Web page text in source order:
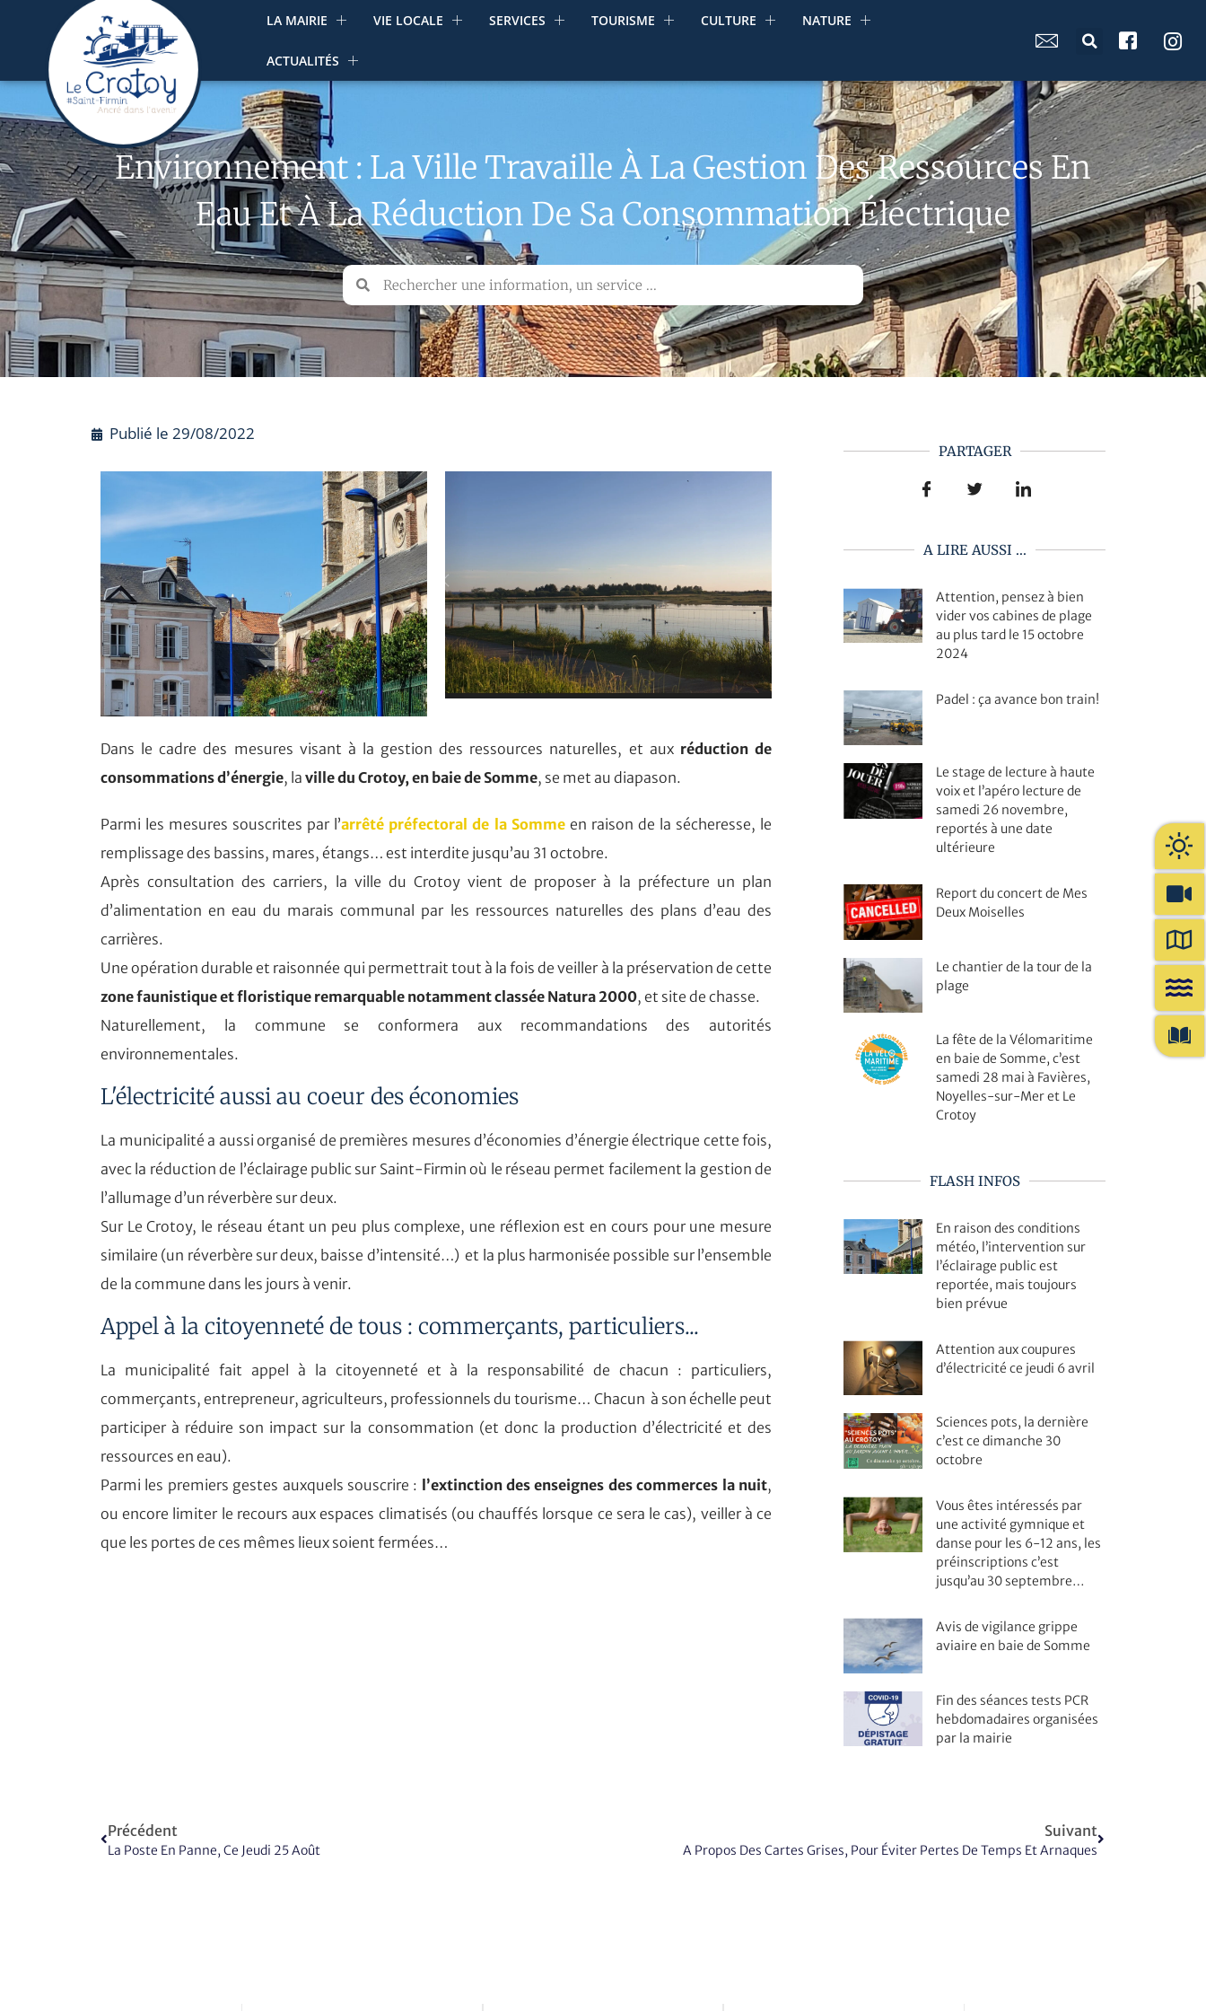
LA MAIRIE VIE LOCALE SERVICES TOURISME CULTURE NATURE
ACTUALITÉS
Environnement : La Ville Travaille À La Gestion Des Ressources En
Eau Et À La Réduction De Sa Consommation Électrique
Publié le 29/08/2022
Dans le cadre des mesures visant à la gestion des ressources naturelles, et aux réduction de
consommations d’énergie, la ville du Crotoy, en baie de Somme, se met au diapason.
Parmi les mesures souscrites par l’arrêté préfectoral de la Sommeen raison de la sécheresse, le
remplissage des bassins, mares, étangs… est interdite jusqu’au 31 octobre.
Après consultation des carriers, la ville du Crotoy vient de proposer à la préfecture un plan
d’alimentation en eau du marais communal par les ressources naturelles des plans d’eau des
carrières.
Une opération durable et raisonnée qui permettrait tout à la fois de veiller à la préservation de cette
zone faunistique et floristique remarquable notamment classée Natura 2000, et site de chasse.
Naturellement, la commune se conformera aux recommandations des autorités
environnementales.
L'électricité aussi au coeur des économies
La municipalité a aussi organisé de premières mesures d’économies d’énergie électrique cette fois,
avec la réduction de l’éclairage public sur Saint-Firmin où le réseau permet facilement la gestion de
l’allumage d’un réverbère sur deux.
Sur Le Crotoy, le réseau étant un peu plus complexe, une réflexion est en cours pour une mesure
similaire (un réverbère sur deux, baisse d’intensité…) et la plus harmonisée possible sur l’ensemble
de la commune dans les jours à venir.
Appel à la citoyenneté de tous : commerçants, particuliers...
La municipalité fait appel à la citoyenneté et à la responsabilité de chacun : particuliers,
commerçants, entrepreneur, agriculteurs, professionnels du tourisme… Chacun à son échelle peut
participer à réduire son impact sur la consommation (et donc la production d’électricité et des
ressources en eau).
Parmi les premiers gestes auxquels souscrire : l’extinction des enseignes des commerces la nuit,
ou encore limiter le recours aux espaces climatisés (ou chauffés lorsque ce sera le cas), veiller à ce
que les portes de ces mêmes lieux soient fermées…
PARTAGER
A LIRE AUSSI ...
Attention, pensez à bien
vider vos cabines de plage
au plus tard le 15 octobre
2024
Padel : ça avance bon train!
Le stage de lecture à haute
voix et l’apéro lecture de
samedi 26 novembre,
reportés à une date
ultérieure
Report du concert de Mes
Deux Moiselles
Le chantier de la tour de la
plage
La fête de la Vélomaritime
en baie de Somme, c’est
samedi 28 mai à Favières,
Noyelles-sur-Mer et Le
Crotoy
FLASH INFOS
En raison des conditions
météo, l’intervention sur
l’éclairage public est
reportée, mais toujours
bien prévue
Attention aux coupures
d’électricité ce jeudi 6 avril
Sciences pots, la dernière
c’est ce dimanche 30
octobre
Vous êtes intéressés par
une activité gymnique et
danse pour les 6-12 ans, les
préinscriptions c’est
jusqu’au 30 septembre…
Avis de vigilance grippe
aviaire en baie de Somme
Fin des séances tests PCR
hebdomadaires organisées
par la mairie
Précédent
La Poste En Panne, Ce Jeudi 25 Août
Suivant
A Propos Des Cartes Grises, Pour Éviter Pertes De Temps Et Arnaques